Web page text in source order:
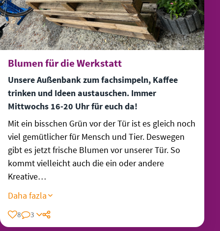
Blumen für die Werkstatt
Unsere Außenbank zum fachsimpeln, Kaffee
trinken und Ideen austauschen. Immer
Mittwochs 16-20 Uhr für euch da!
Mit ein bisschen Grün vor der Tür ist es gleich noch
viel gemütlicher für Mensch und Tier. Deswegen
gibt es jetzt frische Blumen vor unserer Tür. So
kommt vielleicht auch die ein oder andere
Kreative…
Daha fazla
8 3